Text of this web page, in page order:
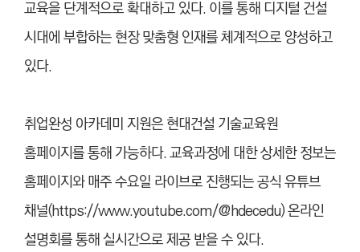
교육을 단계적으로 확대하고 있다. 이를 통해 디지털 건설
시대에 부합하는 현장 맞춤형 인재를 체계적으로 양성하고
있다.
취업완성 아카데미 지원은 현대건설 기술교육원
홈페이지를 통해 가능하다. 교육과정에 대한 상세한 정보는
홈페이지와 매주 수요일 라이브로 진행되는 공식 유튜브
채널(https://www.youtube.com/@hdecedu) 온라인
설명회를 통해 실시간으로 제공 받을 수 있다.